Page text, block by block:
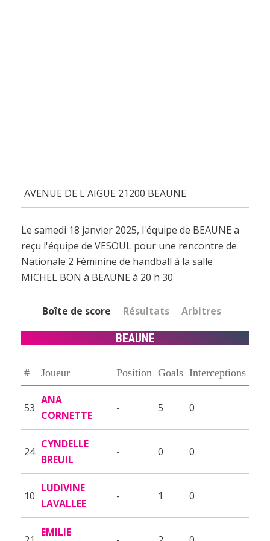
AVENUE DE L'AIGUE 21200 BEAUNE
Le samedi 18 janvier 2025, l'équipe de BEAUNE a
reçu l'équipe de VESOUL pour une rencontre de
Nationale 2 Féminine de handball à la salle
MICHEL BON à BEAUNE à 20 h 30
Boîte de score Résultats Arbitres
BEAUNE
# Joueur Position Goals Interceptions
53
ANA
CORNETTE
- 5 0
24
CYNDELLE
BREUIL
- 0 0
10
LUDIVINE
LAVALLEE
- 1 0
EMILIE